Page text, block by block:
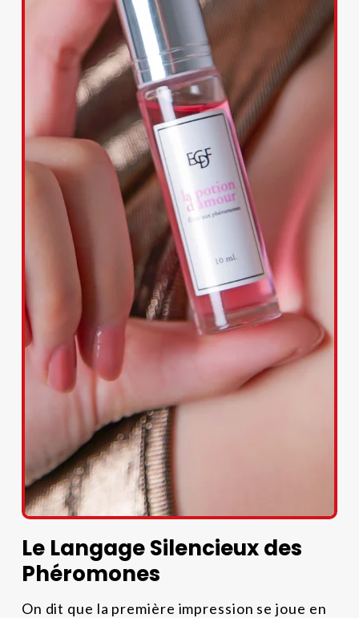
Le Langage Silencieux des
Phéromones
On dit que la première impression se joue en